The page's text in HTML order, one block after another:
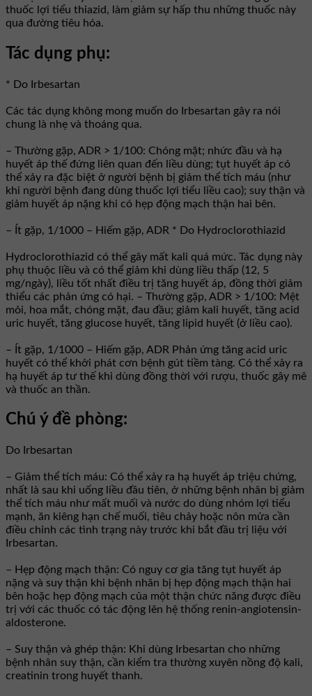
thuốc lợi tiểu thiazid, làm giảm sự hấp thu những thuốc này
qua đường tiêu hóa.
Tác dụng phụ:
* Do Irbesartan
Các tác dụng không mong muốn do Irbesartan gây ra nói
chung là nhẹ và thoáng qua.
– Thường gặp, ADR > 1/100: Chóng mặt; nhức đầu và hạ
huyết áp thế đứng liên quan đến liều dùng; tụt huyết áp có
thể xảy ra đặc biệt ở người bệnh bị giảm thể tích máu (như
khi người bệnh đang dùng thuốc lợi tiểu liều cao); suy thận và
giảm huyết áp nặng khi có hẹp động mạch thận hai bên.
– Ít gặp, 1/1000 – Hiếm gặp, ADR * Do Hydroclorothiazid
Hydroclorothiazid có thể gây mất kali quá mức. Tác dụng này
phụ thuộc liều và có thể giảm khi dùng liều thấp (12, 5
mg/ngày), liều tốt nhất điều trị tăng huyết áp, đồng thời giảm
thiểu các phản ứng có hại. – Thường gặp, ADR > 1/100: Mệt
mỏi, hoa mắt, chóng mặt, đau đầu; giảm kali huyết, tăng acid
uric huyết, tăng glucose huyết, tăng lipid huyết (ở liều cao).
– Ít gặp, 1/1000 – Hiếm gặp, ADR Phản ứng tăng acid uric
huyết có thể khởi phát cơn bệnh gút tiềm tàng. Có thể xảy ra
hạ huyết áp tư thế khi dùng đồng thời với rượu, thuốc gây mê
và thuốc an thần.
Chú ý đề phòng:
Do Irbesartan
– Giảm thể tích máu: Có thể xảy ra hạ huyết áp triệu chứng,
nhất là sau khi uống liều đầu tiên, ở những bệnh nhân bị giảm
thể tích máu như mất muối và nước do dùng nhóm lợi tiểu
mạnh, ăn kiêng hạn chế muối, tiêu chảy hoặc nôn mửa cần
điều chỉnh các tình trạng này trước khi bắt đầu trị liệu với
Irbesartan.
– Hẹp động mạch thận: Có nguy cơ gia tăng tụt huyết áp
nặng và suy thận khi bệnh nhân bị hẹp động mạch thận hai
bên hoặc hẹp động mạch của một thận chức năng được điều
trị với các thuốc có tác động lên hệ thống renin-angiotensin-
aldosterone.
– Suy thận và ghép thận: Khi dùng Irbesartan cho những
bệnh nhân suy thận, cần kiểm tra thường xuyên nồng độ kali,
creatinin trong huyết thanh.